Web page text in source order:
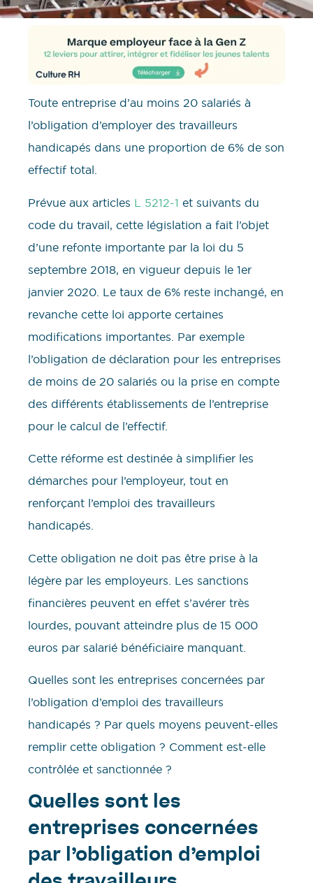
Toute entreprise d’au moins 20 salariés à
l’obligation d’employer des travailleurs
handicapés dans une proportion de 6% de son
effectif total.
Prévue aux articles L 5212-1 et suivants du
code du travail, cette législation a fait l’objet
d’une refonte importante par la loi du 5
septembre 2018, en vigueur depuis le 1er
janvier 2020. Le taux de 6% reste inchangé, en
revanche cette loi apporte certaines
modifications importantes. Par exemple
l’obligation de déclaration pour les entreprises
de moins de 20 salariés ou la prise en compte
des différents établissements de l’entreprise
pour le calcul de l’effectif.
Cette réforme est destinée à simplifier les
démarches pour l’employeur, tout en
renforçant l’emploi des travailleurs
handicapés.
Cette obligation ne doit pas être prise à la
légère par les employeurs. Les sanctions
financières peuvent en effet s’avérer très
lourdes, pouvant atteindre plus de 15 000
euros par salarié bénéficiaire manquant.
Quelles sont les entreprises concernées par
l’obligation d’emploi des travailleurs
handicapés ? Par quels moyens peuvent-elles
remplir cette obligation ? Comment est-elle
contrôlée et sanctionnée ?
Quelles sont les
entreprises concernées
par l’obligation d’emploi